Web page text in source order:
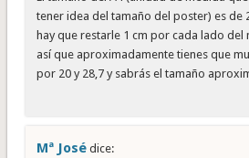
tener idea del tamaño del poster) es de
hay que restarle 1 cm por cada lado del
así que aproximadamente tienes que
por 20 y 28,7 y sabrás el tamaño
Mª José dice: